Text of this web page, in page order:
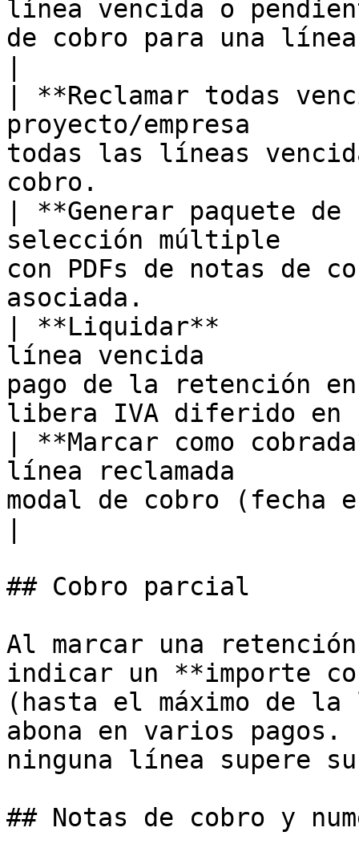
línea vencida o
de cobro para una
| **Reclamar todas
proyecto/empresa
todas las líneas
cobro.
| **Generar paquete
selección múltiple
con PDFs de notas de
asociada.
| **Liquidar**
línea vencida
pago de la retención
libera IVA diferido
| **Marcar como
línea reclamada
modal de cobro (fecha
## Cobro parcial
Al marcar una retención
indicar un **importe
(hasta el máximo de
abona en varios
ninguna línea supere
## Notas de cobro y